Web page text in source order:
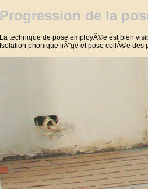
Progression de la
La technique de pose employÃ©e est bien
Isolation phonique liÃ¨ge et pose collÃ©e des